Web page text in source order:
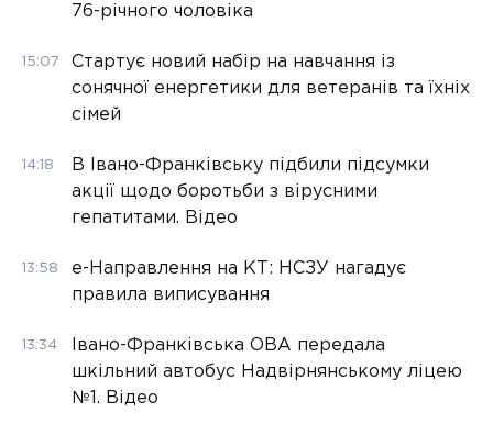
76-річного чоловіка
15:07
Стартує новий набір на навчання із
сонячної енергетики для ветеранів та їхніх
сімей
14:18
В Івано-Франківську підбили підсумки
акції щодо боротьби з вірусними
гепатитами. Відео
13:58
е-Направлення на КТ: НСЗУ нагадує
правила виписування
13:34
Івано-Франківська ОВА передала
шкільний автобус Надвірнянському ліцею
№1. Відео